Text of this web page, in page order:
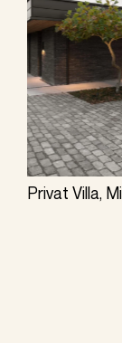
Privat Villa,